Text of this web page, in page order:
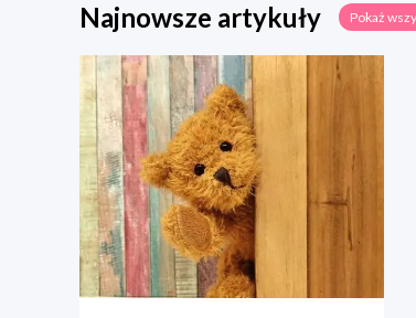
Najnowsze artykuły Pokaż